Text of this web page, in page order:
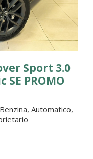
Sport 3.0
SE PROMO
Automatico,